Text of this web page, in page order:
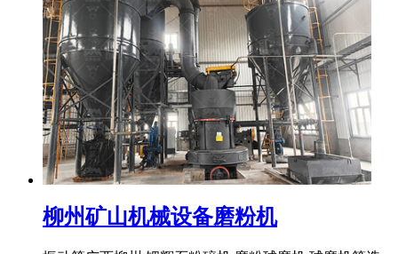
柳州矿山机械设备磨粉机